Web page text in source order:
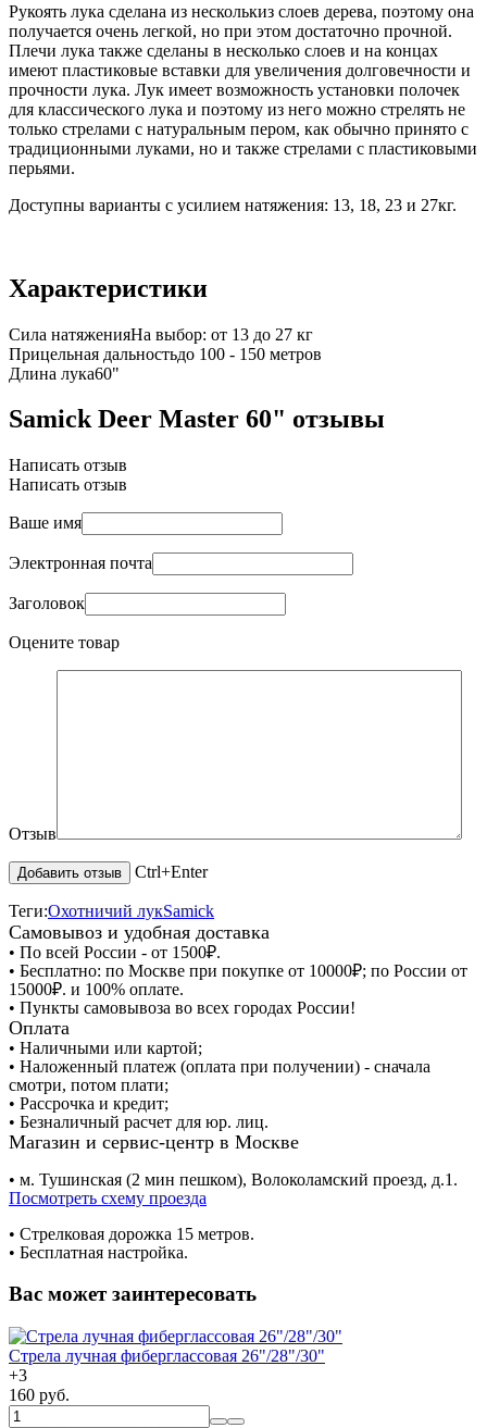
Рукоять лука сделана из несколькиз слоев дерева, поэтому она
получается очень легкой, но при этом достаточно прочной.
Плечи лука также сделаны в несколько слоев и на концах
имеют пластиковые вставки для увеличения долговечности и
прочности лука. Лук имеет возможность установки полочек
для классического лука и поэтому из него можно стрелять не
только стрелами с натуральным пером, как обычно принято с
традиционными луками, но и также стрелами с пластиковыми
перьями.
Доступны варианты с усилием натяжения: 13, 18, 23 и 27кг.
Характеристики
Сила натяженияНа выбор: от 13 до 27 кг
Прицельная дальностьдо 100 - 150 метров
Длина лука60"
Samick Deer Master 60" отзывы
Написать отзыв
Написать отзыв
Ваше имя
Электронная почта
Заголовок
Оцените товар
Отзыв
Ctrl+Enter
Теги:Охотничий лукSamick
Самовывоз и удобная доставка
• По всей России - от 1500₽.
• Бесплатно: по Москве при покупке от 10000₽; по России от
15000₽. и 100% оплате.
• Пункты самовывоза во всех городах России!
Оплата
• Наличными или картой;
• Наложенный платеж (оплата при получении) - сначала
смотри, потом плати;
• Рассрочка и кредит;
• Безналичный расчет для юр. лиц.
Магазин и сервис-центр в Москве
• м. Тушинская (2 мин пешком), Волоколамский проезд, д.1.
Посмотреть схему проезда
• Cтрелковая дорожка 15 метров.
• Бесплатная настройка.
Вас может заинтересовать
Cтрела лучная фиберглассовая 26"/28"/30"
+3
160 руб.